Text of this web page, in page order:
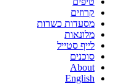
קרוזים
מסעדות כשרות
מלונאות
לייף סטייל
סוכנים
About
English